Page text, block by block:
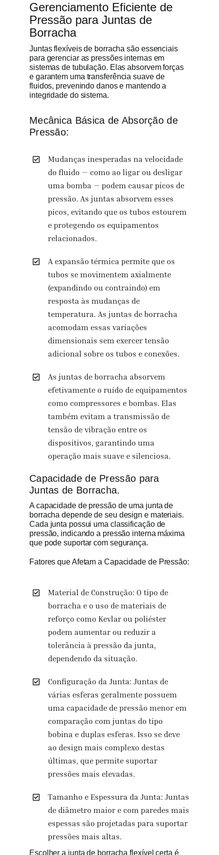
Gerenciamento Eficiente de
Pressão para Juntas de
Borracha
Juntas flexíveis de borracha são essenciais
para gerenciar as pressões internas em
sistemas de tubulação. Elas absorvem forças
e garantem uma transferência suave de
fluidos, prevenindo danos e mantendo a
integridade do sistema.
Mecânica Básica de Absorção de
Pressão:
Mudanças inesperadas na velocidade
do fluido — como ao ligar ou desligar
uma bomba — podem causar picos de
pressão. As juntas absorvem esses
picos, evitando que os tubos estourem
e protegendo os equipamentos
relacionados.
A expansão térmica permite que os
tubos se movimentem axialmente
(expandindo ou contraindo) em
resposta às mudanças de
temperatura. As juntas de borracha
acomodam essas variações
dimensionais sem exercer tensão
adicional sobre os tubos e conexões.
As juntas de borracha absorvem
efetivamente o ruído de equipamentos
como compressores e bombas. Elas
também evitam a transmissão de
tensão de vibração entre os
dispositivos, garantindo uma
operação mais suave e silenciosa.
Capacidade de Pressão para
Juntas de Borracha.
A capacidade de pressão de uma junta de
borracha depende de seu design e materiais.
Cada junta possui uma classificação de
pressão, indicando a pressão interna máxima
que pode suportar com segurança.
Fatores que Afetam a Capacidade de Pressão:
Material de Construção: O tipo de
borracha e o uso de materiais de
reforço como Kevlar ou poliéster
podem aumentar ou reduzir a
tolerância à pressão da junta,
dependendo da situação.
Configuração da Junta: Juntas de
várias esferas geralmente possuem
uma capacidade de pressão menor em
comparação com juntas do tipo
bobina e duplas esferas. Isso se deve
ao design mais complexo destas
últimas, que permite suportar
pressões mais elevadas.
Tamanho e Espessura da Junta: Juntas
de diâmetro maior e com paredes mais
espessas são projetadas para suportar
pressões mais altas.
Escolher a junta de borracha flexível certa é